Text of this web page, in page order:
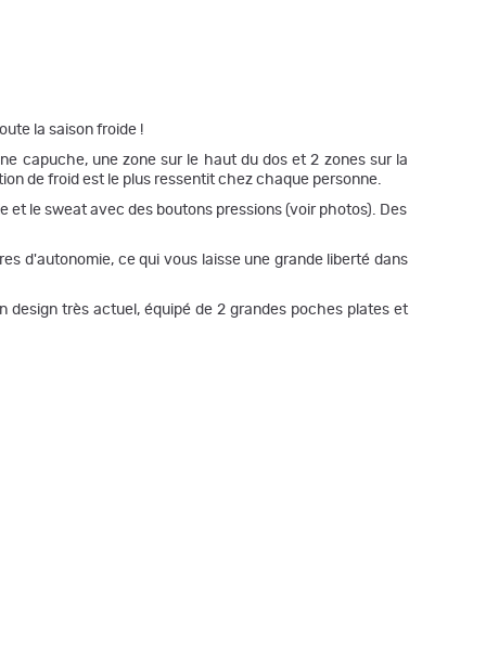
la saison froide !
capuche, une zone sur le haut du dos et 2 zones sur la
de froid est le plus ressentit chez chaque personne.
et le sweat avec des boutons pressions (voir photos). Des
d'autonomie, ce qui vous laisse une grande liberté dans
très actuel, équipé de 2 grandes poches plates et